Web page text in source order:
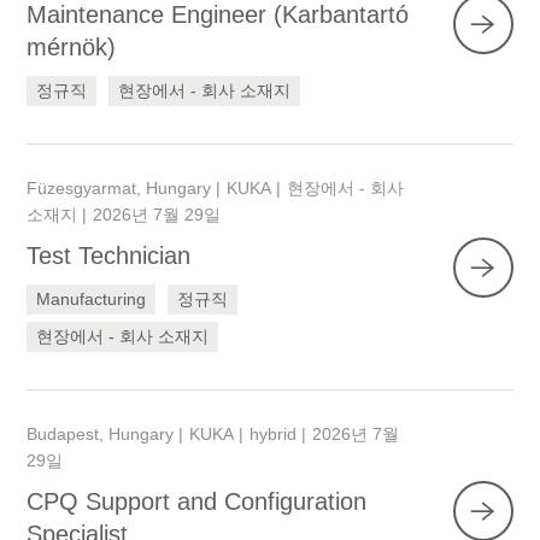
Maintenance Engineer (Karbantartó
mérnök)
정규직 현장에서 - 회사 소재지
Füzesgyarmat, Hungary KUKA
현장에서 - 회사
소재지
2026년 7월 29일
Test Technician
Manufacturing
정규직
현장에서 - 회사 소재지
Budapest, Hungary KUKA hybrid
2026년 7월
29일
CPQ Support and Configuration
Specialist